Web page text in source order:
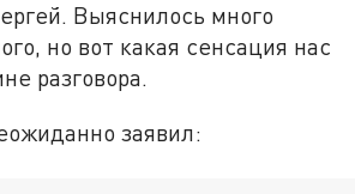
Выяснилось много
но вот какая сенсация нас
разговора.
заявил: